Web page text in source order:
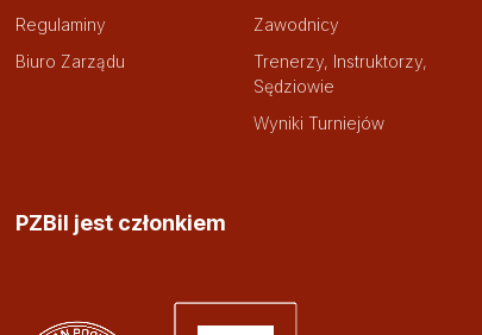
Regulaminy
Biuro Zarządu
Zawodnicy
Trenerzy, Instruktorzy,
Sędziowie
Wyniki Turniejów
PZBil jest członkiem